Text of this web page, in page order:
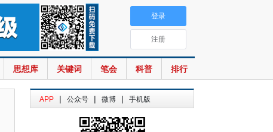
思想库 关键词 笔会 科普 排行
登录
注册
APP | 公众号 | 微博 | 手机版